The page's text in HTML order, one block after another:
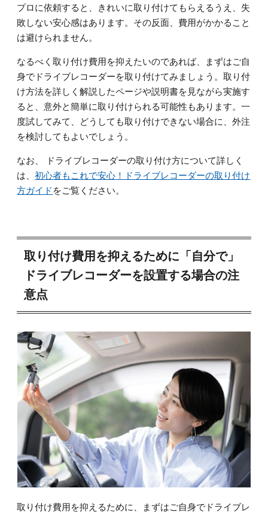
プロに依頼すると、きれいに取り付けてもらえるうえ、失
敗しない安心感はあります。その反面、費用がかかること
は避けられません。
なるべく取り付け費用を抑えたいのであれば、まずはご自
身でドライブレコーダーを取り付けてみましょう。取り付
け方法を詳しく解説したページや説明書を見ながら実施す
ると、意外と簡単に取り付けられる可能性もあります。一
度試してみて、どうしても取り付けできない場合に、外注
を検討してもよいでしょう。
なお、 ドライブレコーダーの取り付け方について詳しく
は、初心者もこれで安心！ドライブレコーダーの取り付け
方ガイド をご覧ください。
取り付け費用を抑えるために「自分で」
ドライブレコーダーを設置する場合の注
意点
取り付け費用を抑えるために、まずはご自身でドライブレ